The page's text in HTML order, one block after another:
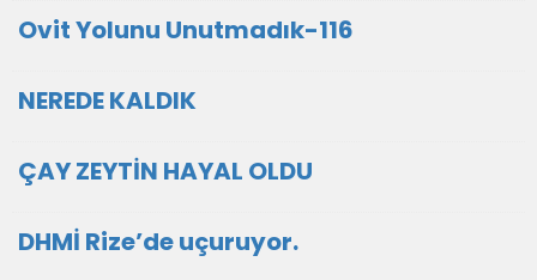
Ovit Yolunu Unutmadık-116
NEREDE KALDIK
ÇAY ZEYTİN HAYAL OLDU
DHMİ Rize’de uçuruyor.